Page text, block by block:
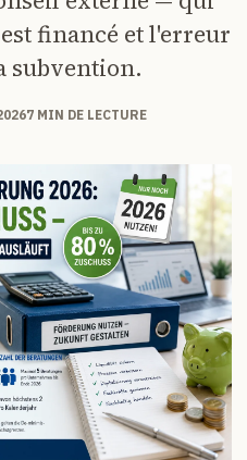
financé et l'erreur
subvention.
7 MIN DE LECTURE